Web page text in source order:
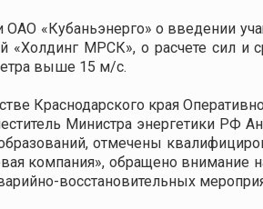
«Кубаньэнерго» о введении
МРСК», о расчете сил и
выше 15 м/с.
Краснодарского края
Министра энергетики РФ
отмечены
компания», обращено внимание
восстановительных